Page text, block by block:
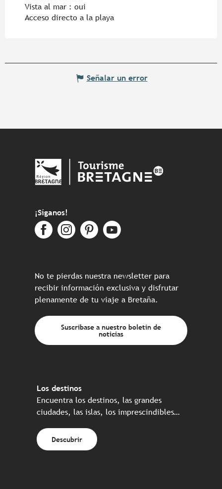
Vista al mar : oui
Acceso directo a la playa
Señalar un error
¡Síganos!
No te pierdas nuestra newsletter para
recibir información exclusiva y disfrutar
plenamente de tu viaje a Bretaña.
Suscríbase a nuestro boletín de
noticias
Los destinos
Encuentra los destinos, las grandes
ciudades, las islas, los imprescindibles…
Descubrir